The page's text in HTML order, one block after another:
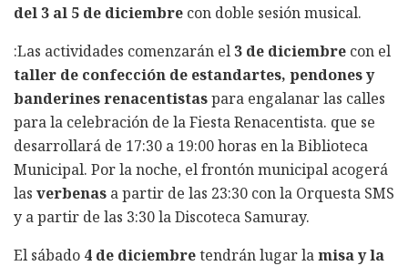
del 3 al 5 de diciembre con doble sesión musical.
:Las actividades comenzarán el 3 de diciembre con el
taller de confección de estandartes, pendones y
banderines renacentistaspara engalanar las calles
para la celebración de la Fiesta Renacentista. que se
desarrollará de 17:30 a 19:00 horas en la Biblioteca
Municipal. Por la noche, el frontón municipal acogerá
las verbenas a partir de las 23:30 con la Orquesta SMS
y a partir de las 3:30 la Discoteca Samuray.
El sábado 4 de diciembretendrán lugar lamisa y la